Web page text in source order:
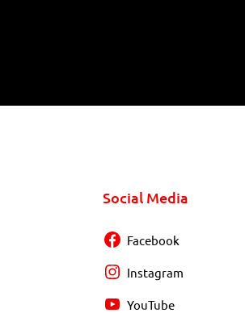
Social Media
Facebook
Instagram
YouTube